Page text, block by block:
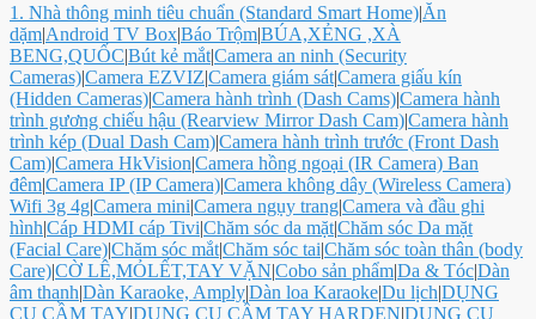
1. Nhà thông minh tiêu chuẩn (Standard Smart Home)|Ăn
dặm|Android TV Box|Báo Trộm|BÚA,XẺNG ,XÀ
BENG,QUỐC|Bút kẻ mắt|Camera an ninh (Security
Cameras)|Camera EZVIZ|Camera giám sát|Camera giấu kín
(Hidden Cameras)|Camera hành trình (Dash Cams)|Camera hành
trình gương chiếu hậu (Rearview Mirror Dash Cam)|Camera hành
trình kép (Dual Dash Cam)|Camera hành trình trước (Front Dash
Cam)|Camera HkVision|Camera hồng ngoại (IR Camera) Ban
đêm|Camera IP (IP Camera)|Camera không dây (Wireless Camera)
Wifi 3g 4g|Camera mini|Camera ngụy trang|Camera và đầu ghi
hình|Cáp HDMI cáp Tivi|Chăm sóc da mặt|Chăm sóc Da mặt
(Facial Care)|Chăm sóc mắt|Chăm sóc tai|Chăm sóc toàn thân (body
Care)|CỜ LÊ,MỎLẾT,TAY VẶN|Cobo sản phẩm|Da & Tóc|Dàn
âm thanh|Dàn Karaoke, Amply|Dàn loa Karaoke|Du lịch|DỤNG
CỤ CẦM TAY|DỤNG CỤ CẦM TAY HARDEN|DỤNG CỤ